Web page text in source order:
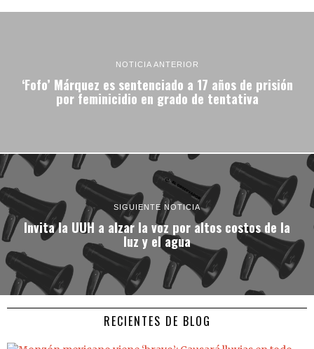
NOTICIA ANTERIOR
‘Fofo’ Márquez es sentenciado a 17 años de prisión
por feminicidio en grado de tentativa
SIGUIENTE NOTICIA
Invita la UUH a alzar la voz por altos costos de la
luz y el agua
RECIENTES DE BLOG